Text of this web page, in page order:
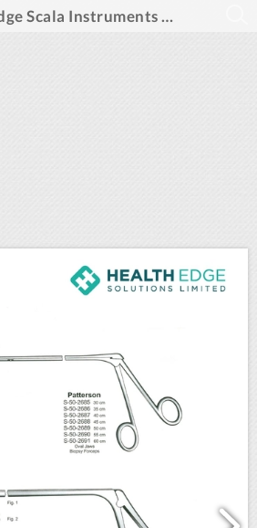
Health Edge Scala Instruments (PUBLUU)